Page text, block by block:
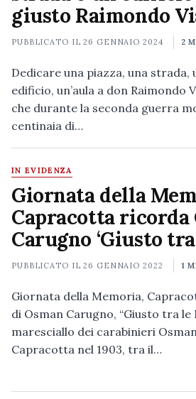
giusto Raimondo
PUBBLICATO IL26 GENNAIO 2024 2
Dedicare una piazza, una strada,
edificio, un’aula a don Raimondo
che durante la seconda guerra
centinaia di…
IN EVIDENZA
Giornata della
Capracotta ricorda
Carugno ‘Giusto
PUBBLICATO IL26 GENNAIO 2022 1
Giornata della Memoria,
di Osman Carugno, “Giusto tra le
maresciallo dei carabinieri
Capracotta nel 1903, tra il…